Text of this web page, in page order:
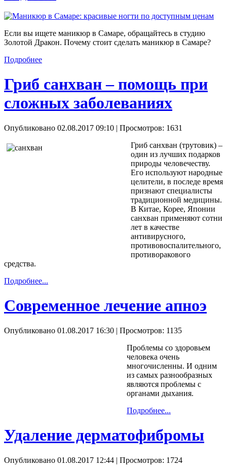
Если вы ищете маникюр в Самаре, обращайтесь в студию
Золотой Дракон. Почему стоит сделать маникюр в Самаре?
Подробнее
Гриб санхван – помощь при
сложных заболеваниях
Опубликовано 02.08.2017 09:10 | Просмотров: 1631
Гриб санхван (трутовик) –
один из лучших подарков
природы человечеству.
Его используют народные
целители, в последе время
признают специалисты
традиционной медицины.
В Китае, Корее, Японии
санхван применяют сотни
лет в качестве
антивирусного,
противовоспалительного,
противоракового
средства.
Подробнее...
Современное лечение апноэ
Опубликовано 01.08.2017 16:30 | Просмотров: 1135
Проблемы со здоровьем
человека очень
многочисленны. И одним
из самых разнообразных
являются проблемы с
органами дыхания.
Подробнее...
Удаление дерматофибромы
Опубликовано 01.08.2017 12:44 | Просмотров: 1724